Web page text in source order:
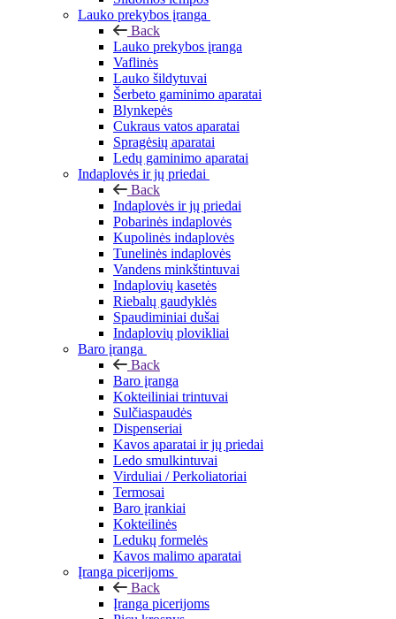
Lauko prekybos įranga
Back
Lauko prekybos įranga
Vaflinės
Lauko šildytuvai
Šerbeto gaminimo aparatai
Blynkepės
Cukraus vatos aparatai
Spragėsių aparatai
Ledų gaminimo aparatai
Indaplovės ir jų priedai
Back
Indaplovės ir jų priedai
Pobarinės indaplovės
Kupolinės indaplovės
Tunelinės indaplovės
Vandens minkštintuvai
Indaplovių kasetės
Riebalų gaudyklės
Spaudiminiai dušai
Indaplovių plovikliai
Baro įranga
Back
Baro įranga
Kokteiliniai trintuvai
Sulčiaspaudės
Dispenseriai
Kavos aparatai ir jų priedai
Ledo smulkintuvai
Virduliai / Perkoliatoriai
Termosai
Baro įrankiai
Kokteilinės
Ledukų formelės
Kavos malimo aparatai
Įranga picerijoms
Back
Įranga picerijoms